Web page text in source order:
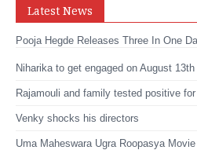
Latest News
Pooja Hegde Releases Three In One
Niharika to get engaged on August 13th
Rajamouli and family tested positive
Venky shocks his directors
Uma Maheswara Ugra Roopasya